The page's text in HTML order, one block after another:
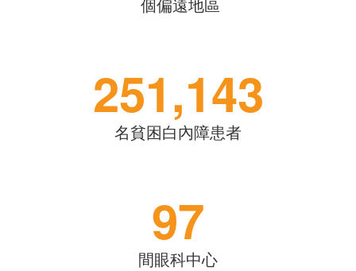
251,143
名貧困白內障患者
97
間眼科中心